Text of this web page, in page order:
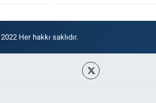
Her hakkı saklıdır.